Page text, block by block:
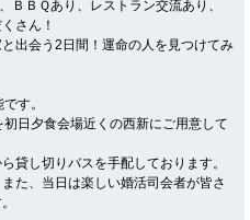
ＢＢＱあり、レストラン交流あり、
さん！
出会う2日間！運命の人を見つけてみ
す。
日夕食会場近くの西新にご用意して
貸し切りバスを手配しております。
た、当日は楽しい婚活司会者が皆さ